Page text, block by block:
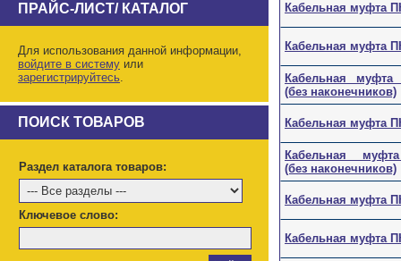
ПРАЙС-ЛИСТ/ КАТАЛОГ
Для использования данной информации,
войдите в систему или
зарегистрируйтесь.
ПОИСК ТОВАРОВ
Раздел каталога товаров:
Ключевое слово:
Кабельная муфта
Кабельная муфта
Кабельная муфта
(без наконечников)
Кабельная муфта
Кабельная муфта
(без наконечников)
Кабельная муфта
Кабельная муфта